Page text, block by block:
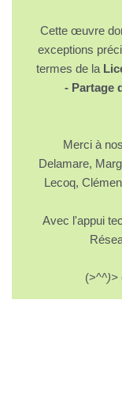
Cette œuvre
exceptions
termes de la
- Partage
Merci à
Delamare,
Lecoq,
Avec l'appui
(>^^)>